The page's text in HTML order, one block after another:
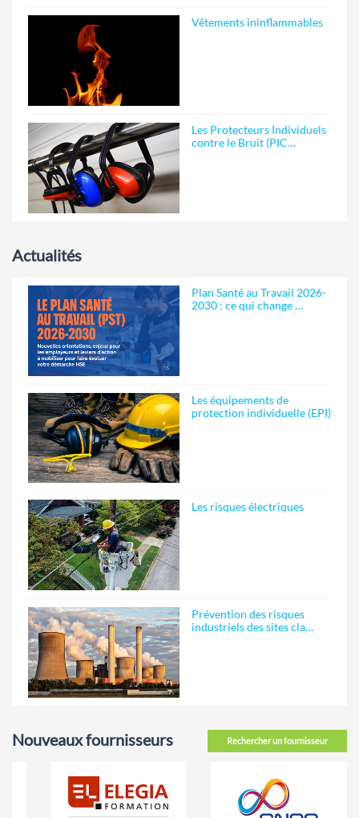
Vêtements ininflammables
Les Protecteurs Individuels
contre le Bruit (PIC…
Actualités
Plan Santé au Travail 2026-
2030 : ce qui change …
Les équipements de
protection individuelle (EPI)
Les risques électriques
Prévention des risques
industriels des sites cla…
Rechercher un fournisseur
Nouveaux fournisseurs